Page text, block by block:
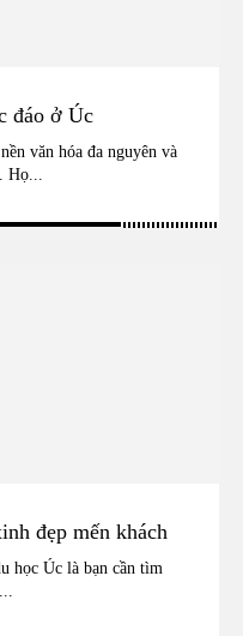
đáo ở Úc
văn hóa đa nguyên và
Họ...
đẹp mến khách
học Úc là bạn cần tìm